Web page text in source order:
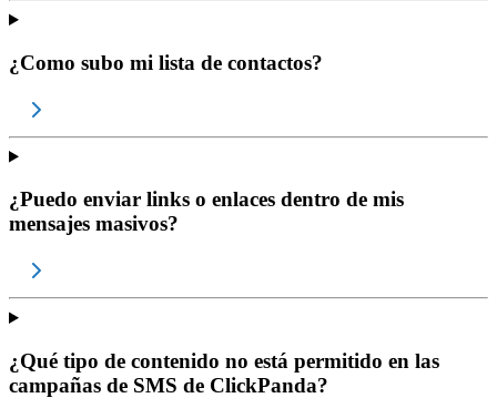
¿Como subo mi lista de contactos?
¿Puedo enviar links o enlaces dentro de mis
mensajes masivos?
¿Qué tipo de contenido no está permitido en las
campañas de SMS de ClickPanda?